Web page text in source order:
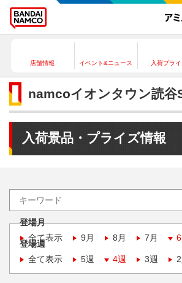
店舗情報 イベント&ニュース 入荷プラ
namcoイオンタウン読谷
入荷景品・プライズ情報
登場月
全て表示
9月 8月 7月
登場週
全て表示
5週 4週 3週